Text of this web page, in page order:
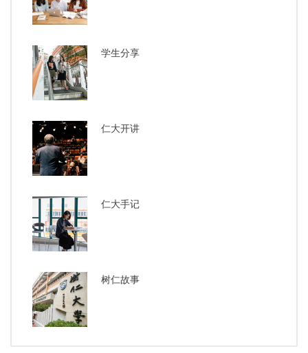
学生分享
仁大开讲
仁大手记
树仁故事